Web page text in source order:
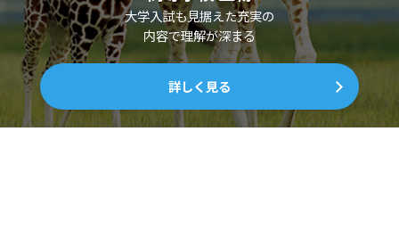
大学入試も見据えた充実の
内容で理解が深まる
詳しく見る